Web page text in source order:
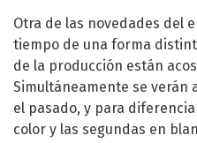
Otra de las novedades del
tiempo de una forma
de la producción están
Simultáneamente se verán
el pasado, y para
color y las segundas en